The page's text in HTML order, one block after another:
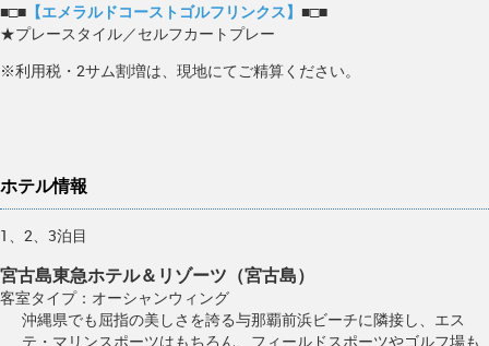
■□■ 【エメラルドコーストゴルフリンクス】 ■□■
★プレースタイル／セルフカートプレー
※利用税・2サム割増は、現地にてご精算ください。
ホテル情報
1、2、3泊目
宮古島東急ホテル＆リゾーツ（宮古島）
客室タイプ：オーシャンウィング
沖縄県でも屈指の美しさを誇る与那覇前浜ビーチに隣接し、エス
テ・マリンスポーツはもちろん、フィールドスポーツやゴルフ場も